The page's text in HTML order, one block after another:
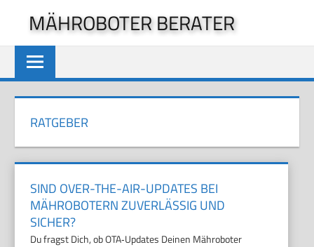
springen
MÄHROBOTER BERATER
RATGEBER
SIND OVER-THE-AIR-UPDATES BEI
MÄHROBOTERN ZUVERLÄSSIG UND
SICHER?
Du fragst Dich, ob OTA‑Updates Deinen Mähroboter